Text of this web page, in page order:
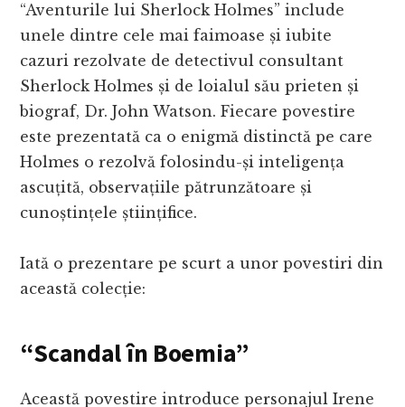
“Aventurile lui Sherlock Holmes” include
unele dintre cele mai faimoase și iubite
cazuri rezolvate de detectivul consultant
Sherlock Holmes și de loialul său prieten și
biograf, Dr. John Watson. Fiecare povestire
este prezentată ca o enigmă distinctă pe care
Holmes o rezolvă folosindu-și inteligența
ascuțită, observațiile pătrunzătoare și
cunoștințele științifice.
Iată o prezentare pe scurt a unor povestiri din
această colecție:
“Scandal în Boemia”
Această povestire introduce personajul Irene